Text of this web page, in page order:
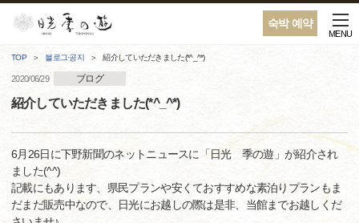
숙박 예약
MENU
TOP 블로그·공지 紹介していただきました(*^_^*)
2020/06/29 ブログ
紹介していただきました(*^_^*)
6月26日に下野新聞のネットニュースに「日光 季の遊」が紹介され
ました(^^)
記載にもあります、県民プランや安くておすすめな素泊りプランもま
だまだ販売中なので、日光にお越しの際は是非、当館までお越しくだ